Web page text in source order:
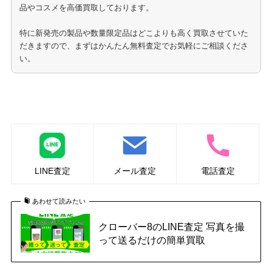
品やコスメを高価買取しております。
特に新発売の製品や数量限定品はどこよりも高く買取させていた
だきますので、まずはかんたん無料査定でお気軽にご相談くださ
い。
LINE査定 メール査定 電話査定
あわせて読みたい
クローバー8のLINE査定 写真を撮
って送るだけの簡単買取